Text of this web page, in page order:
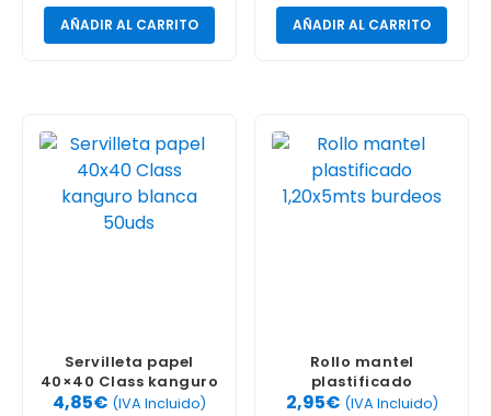
AÑADIR AL CARRITO AÑADIR AL CARRITO
Servilleta papel
40×40 Class kanguro
blanca 50uds
4,85€ (IVA Incluido)
Rollo mantel
plastificado
1,20x5mts burdeos
2,95€ (IVA Incluido)